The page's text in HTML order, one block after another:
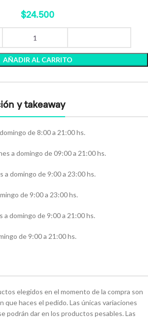
$24.500
AÑADIR AL CARRITO
y takeaway
de 8:00 a 21:00 hs.
a domingo de 09:00 a 21:00 hs.
a domingo de 9:00 a 23:00 hs.
de 9:00 a 23:00 hs.
a domingo de 9:00 a 21:00 hs.
de 9:00 a 21:00 hs.
elegidos en el momento de la compra son
que haces el pedido. Las únicas variaciones
podrán dar en los productos pesables. Las